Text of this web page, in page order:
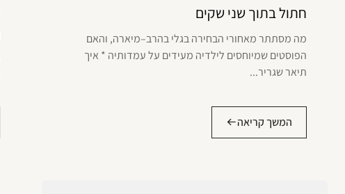
חתול בתוך שני שקים
מה מסתתר מאחורי הבחירה בגלי בהרב–מיארה, והאם
הפוסטים שמיוחסים לילדיה מעידים על עמדותיה * איך
תיאר שגריר...
המשך קריאה